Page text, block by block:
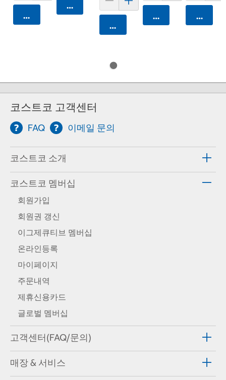
카트에 담기
카트에 담기
카트에 담기
카트에 담기 카트에
코스트코 고객센터
FAQ 이메일 문의
코스트코 소개
코스트코 멤버십
회원가입
회원권 갱신
이그제큐티브 멤버십
온라인등록
마이페이지
주문내역
제휴신용카드
글로벌 멤버십
고객센터(FAQ/문의)
매장 & 서비스